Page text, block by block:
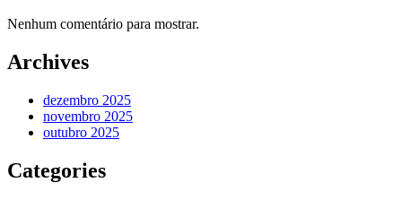
Nenhum comentário para mostrar.
Archives
dezembro 2025
novembro 2025
outubro 2025
Categories